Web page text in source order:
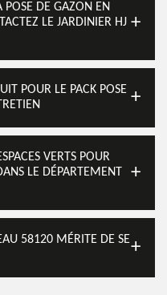
DE GAZON EN
LE JARDINIER HJ
POUR LE PACK POSE
VERTS POUR
LE DÉPARTEMENT
58120 MÉRITE DE SE